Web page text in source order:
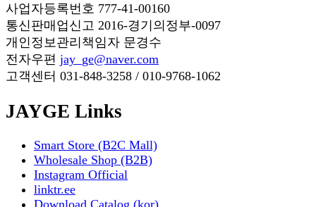
사업자등록번호 777-41-00160
통신판매업신고 2016-경기의정부-0097
개인정보관리책임자 문경수
전자우편 jay_ge@naver.com
고객센터 031-848-3258 / 010-9768-1062
JAYGE Links
Smart Store (B2C Mall)
Wholesale Shop (B2B)
Instagram Official
linktr.ee